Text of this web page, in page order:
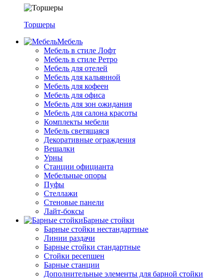
Торшеры
Мебель
Мебель в стиле Лофт
Мебель в стиле Ретро
Мебель для отелей
Мебель для кальянной
Мебель для кофеен
Мебель для офиса
Мебель для зон ожидания
Мебель для салона красоты
Комплекты мебели
Мебель светящаяся
Декоративные ограждения
Вешалки
Урны
Станции официанта
Мебельные опоры
Пуфы
Стеллажи
Стеновые панели
Лайт-боксы
Барные стойки
Барные стойки нестандартные
Линии раздачи
Барные стойки стандартные
Стойки ресепшен
Барные станции
Дополнительные элементы для барной стойки